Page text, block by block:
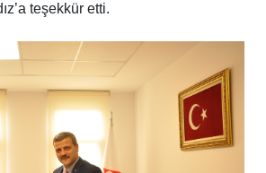
teşekkür etti.